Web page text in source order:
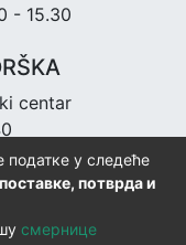
- 15.30
centar
у следеће
потврда и
смернице